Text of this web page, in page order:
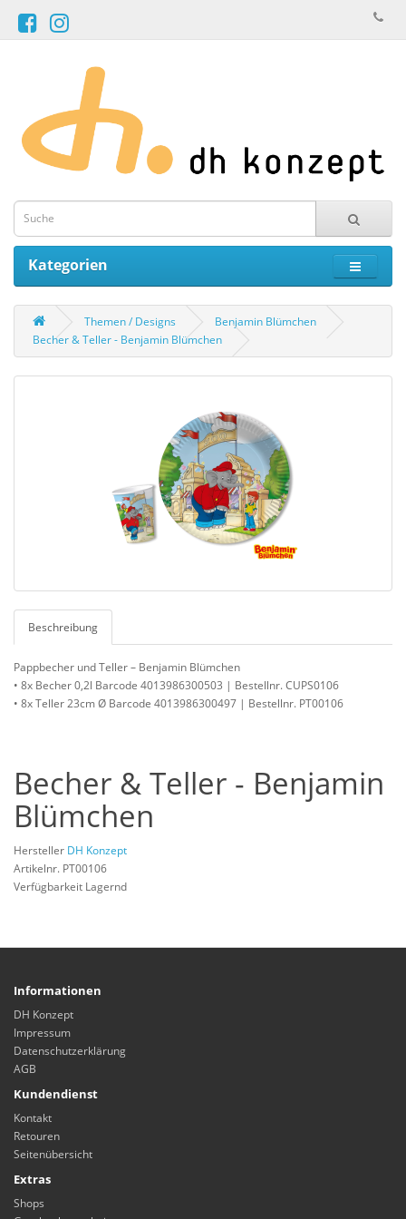
Kategorien
Themen / Designs
Benjamin Blümchen
Becher & Teller - Benjamin Blümchen
Beschreibung
Pappbecher und Teller – Benjamin Blümchen
• 8x Becher 0,2l Barcode 4013986300503 | Bestellnr. CUPS0106
• 8x Teller 23cm Ø Barcode 4013986300497 | Bestellnr. PT00106
Becher & Teller - Benjamin
Blümchen
Hersteller DH Konzept
Artikelnr. PT00106
Verfügbarkeit Lagernd
Informationen
DH Konzept
Impressum
Datenschutzerklärung
AGB
Kundendienst
Kontakt
Retouren
Seitenübersicht
Extras
Shops